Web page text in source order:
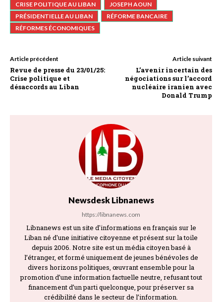
CRISE POLITIQUE AU LIBAN
JOSEPH AOUN
PRÉSIDENTIELLE AU LIBAN
RÉFORME BANCAIRE
RÉFORMES ÉCONOMIQUES
Article précédent
Revue de presse du 23/01/25:
Crise politique et
désaccords au Liban
Article suivant
L’avenir incertain des
négociations sur l’accord
nucléaire iranien avec
Donald Trump
Newsdesk Libnanews
https://libnanews.com
Libnanews est un site d'informations en français sur le
Liban né d'une initiative citoyenne et présent sur la toile
depuis 2006. Notre site est un média citoyen basé à
l’étranger, et formé uniquement de jeunes bénévoles de
divers horizons politiques, œuvrant ensemble pour la
promotion d’une information factuelle neutre, refusant tout
financement d’un parti quelconque, pour préserver sa
crédibilité dans le secteur de l’information.